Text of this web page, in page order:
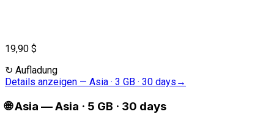
19,90 $
↻ Aufladung
Details anzeigen — Asia · 3 GB · 30 days →
🌐Asia —Asia · 5 GB · 30 days